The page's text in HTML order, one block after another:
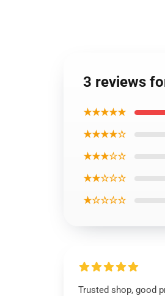
3 reviews
★★★★★
★★★★☆
★★★☆☆
★★☆☆☆
★☆☆☆☆
Trusted shop, good